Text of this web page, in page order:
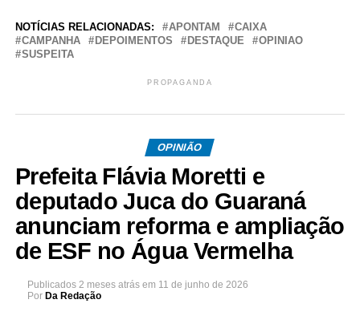
NOTÍCIAS RELACIONADAS: APONTAM
CAIXA
CAMPANHA
DEPOIMENTOS DESTAQUE
OPINIAO
SUSPEITA
PROPAGANDA
OPINIÃO
Prefeita Flávia Moretti e
deputado Juca do Guaraná
anunciam reforma e ampliação
de ESF no Água Vermelha
Publicados 2 meses atrás em 11 de junho de 2026
Por Da Redação